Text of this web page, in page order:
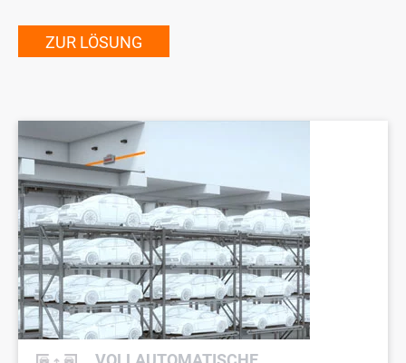
ZUR LÖSUNG